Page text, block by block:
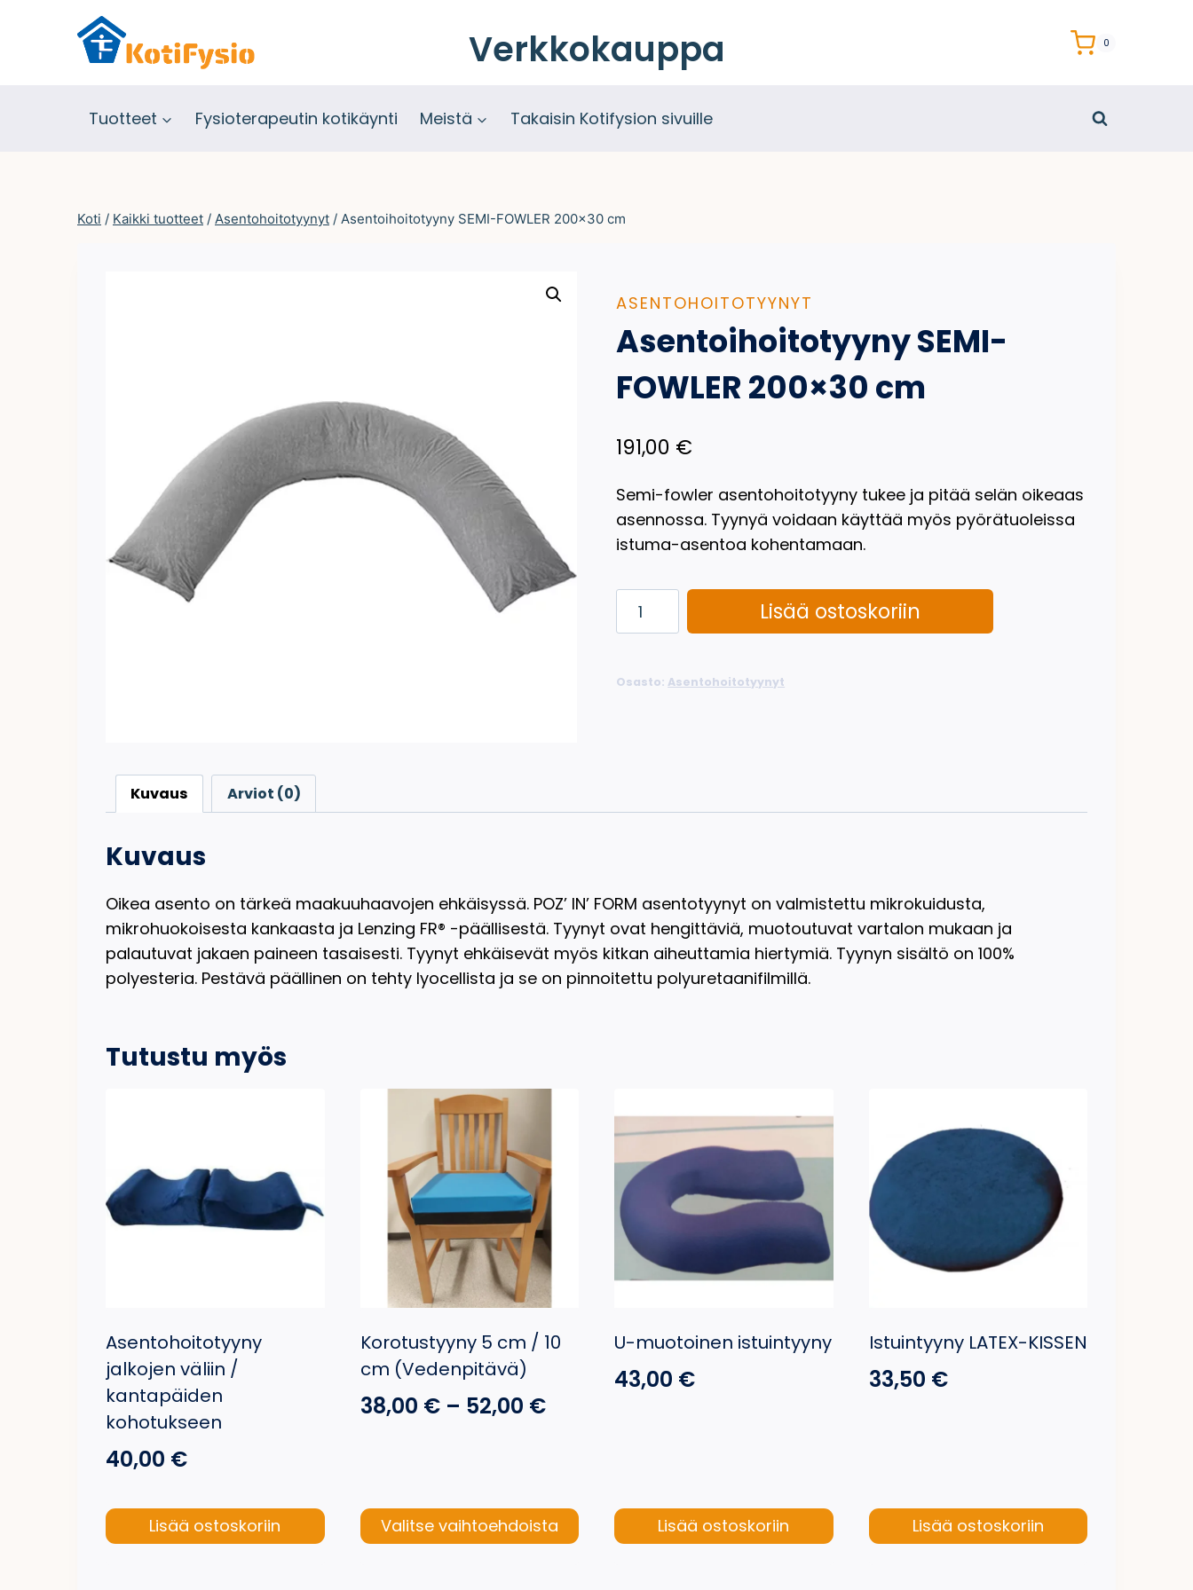
Verkkokauppa 0
Tuotteet Fysioterapeutin kotikäynti Meistä Takaisin Kotifysion sivuille
Koti / Kaikki tuotteet / Asentohoitotyynyt / Asentoihoitotyyny SEMI-FOWLER 200×30 cm
ASENTOHOITOTYYNYT
Asentoihoitotyyny SEMI-
FOWLER 200×30 cm
191,00 €
Semi-fowler asentohoitotyyny tukee ja pitää selän oikeaas
asennossa. Tyynyä voidaan käyttää myös pyörätuoleissa
istuma-asentoa kohentamaan.
Asentoihoitotyyny
SEMI-
200x30
Lisää ostoskoriin
Osasto: Asentohoitotyynyt
Kuvaus Arviot (0)
Kuvaus
Oikea asento on tärkeä maakuuhaavojen ehkäisyssä. POZ’ IN’ FORM asentotyynyt on valmistettu mikrokuidusta,
mikrohuokoisesta kankaasta ja Lenzing FR® -päällisestä. Tyynyt ovat hengittäviä, muotoutuvat vartalon mukaan ja
palautuvat jakaen paineen tasaisesti. Tyynyt ehkäisevät myös kitkan aiheuttamia hiertymiä. Tyynyn sisältö on 100%
polyesteria. Pestävä päällinen on tehty lyocellista ja se on pinnoitettu polyuretaanifilmillä.
Tutustu myös
Asentohoitotyyny
jalkojen väliin /
kantapäiden
kohotukseen
40,00 €
Lisää ostoskoriin
Korotustyyny 5 cm / 10
cm (Vedenpitävä)
38,00 € – 52,00 €Hintaluokka:
52,00 €
Valitse vaihtoehdoista
U-muotoinen istuintyyny
43,00 €
Lisää ostoskoriin
Istuintyyny LATEX-KISSEN
33,50 €
Lisää ostoskoriin